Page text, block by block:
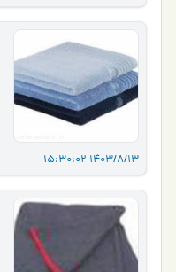
1403/8/13 15:30:02